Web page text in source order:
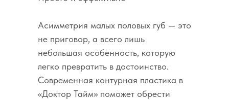
Асимметрия малых половых губ — это
не приговор, а всего лишь
небольшая особенность, которую
легко превратить в достоинство.
Современная контурная пластика в
«Доктор Тайм» поможет обрести